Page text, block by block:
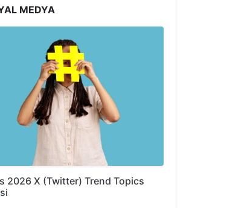
MEDYA
2026 X (Twitter) Trend Topics